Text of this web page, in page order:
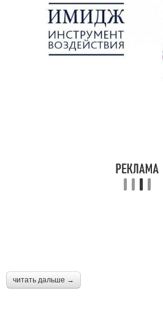
читать дальше →